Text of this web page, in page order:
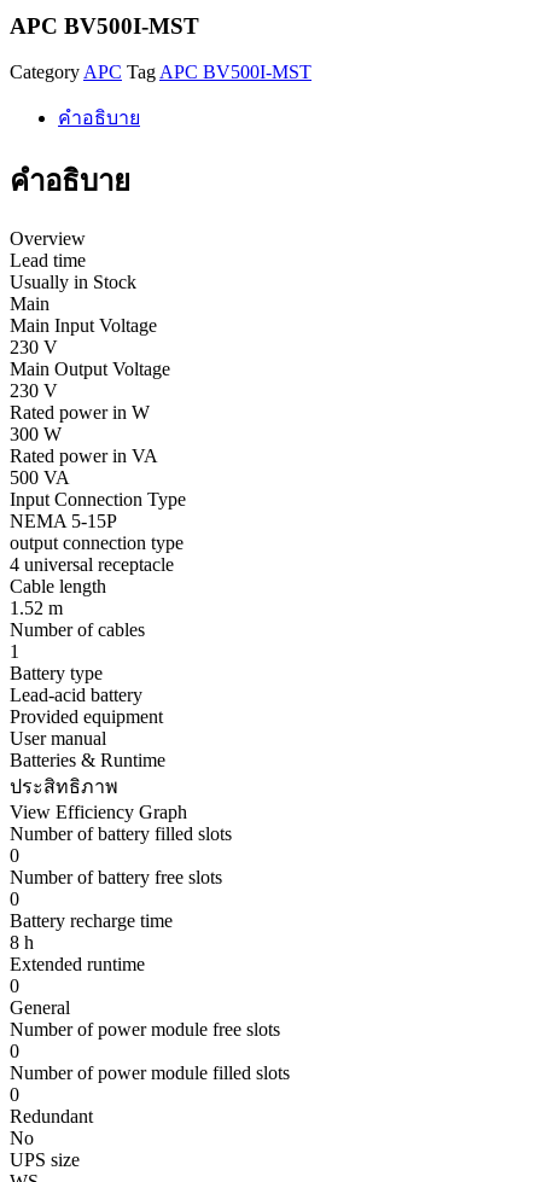
APC BV500I-MST
Category APC Tag APC BV500I-MST
คำอธิบาย
คำอธิบาย
Overview
Lead time
Usually in Stock
Main
Main Input Voltage
230 V
Main Output Voltage
230 V
Rated power in W
300 W
Rated power in VA
500 VA
Input Connection Type
NEMA 5-15P
output connection type
4 universal receptacle
Cable length
1.52 m
Number of cables
1
Battery type
Lead-acid battery
Provided equipment
User manual
Batteries & Runtime
ประสิทธิภาพ
View Efficiency Graph
Number of battery filled slots
0
Number of battery free slots
0
Battery recharge time
8 h
Extended runtime
0
General
Number of power module free slots
0
Number of power module filled slots
0
Redundant
No
UPS size